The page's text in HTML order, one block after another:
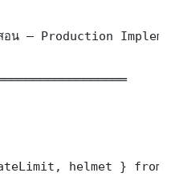
— Production
helmet } from